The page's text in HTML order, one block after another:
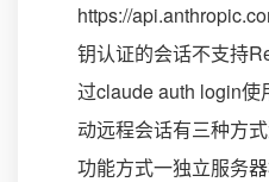
https://
钥认证的会话不支持
过claude auth login使
动远程会话有三种方
功能方式一独立服务